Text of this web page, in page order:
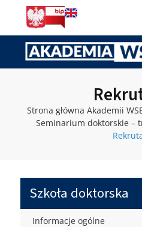
Strona główna Akademii
Seminarium doktorskie –
Szkoła doktorska
Informacje ogólne